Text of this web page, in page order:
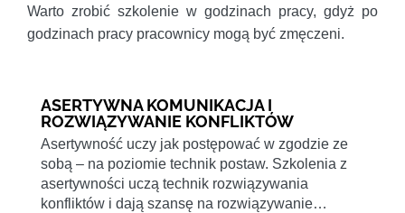
Warto zrobić szkolenie w godzinach pracy, gdyż po
godzinach pracy pracownicy mogą być zmęczeni.
ASERTYWNA KOMUNIKACJA I
ROZWIĄZYWANIE KONFLIKTÓW
Asertywność uczy jak postępować w zgodzie ze
sobą – na poziomie technik postaw. Szkolenia z
asertywności uczą technik rozwiązywania
konfliktów i dają szansę na rozwiązywanie…